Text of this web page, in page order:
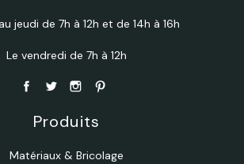
jeudi de 7h à 12h et de 14h à 16h
Le vendredi de 7h à 12h
Produits
Matériaux & Bricolage